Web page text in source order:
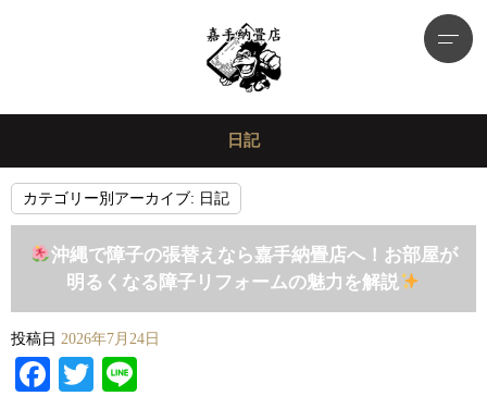
日記
カテゴリー別アーカイブ: 日記
沖縄で障子の張替えなら嘉手納畳店へ！お部屋が
明るくなる障子リフォームの魅力を解説
投稿日 2026年7月24日
Facebook
Twitter